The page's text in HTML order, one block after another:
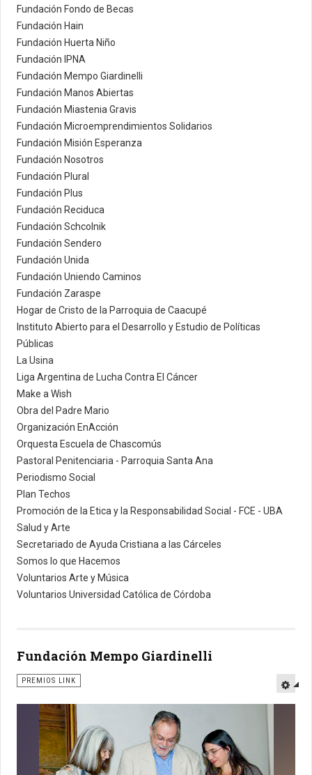
Fundación Fondo de Becas
Fundación Hain
Fundación Huerta Niño
Fundación IPNA
Fundación Mempo Giardinelli
Fundación Manos Abiertas
Fundación Miastenia Gravis
Fundación Microemprendimientos Solidarios
Fundación Misión Esperanza
Fundación Nosotros
Fundación Plural
Fundación Plus
Fundación Reciduca
Fundación Schcolnik
Fundación Sendero
Fundación Unida
Fundación Uniendo Caminos
Fundación Zaraspe
Hogar de Cristo de la Parroquia de Caacupé
Instituto Abierto para el Desarrollo y Estudio de Políticas
Públicas
La Usina
Liga Argentina de Lucha Contra El Cáncer
Make a Wish
Obra del Padre Mario
Organización EnAcción
Orquesta Escuela de Chascomús
Pastoral Penitenciaria - Parroquia Santa Ana
Periodismo Social
Plan Techos
Promoción de la Etica y la Responsabilidad Social - FCE - UBA
Salud y Arte
Secretariado de Ayuda Cristiana a las Cárceles
Somos lo que Hacemos
Voluntarios Arte y Música
Voluntarios Universidad Católica de Córdoba
Fundación Mempo Giardinelli
PREMIOS LINK